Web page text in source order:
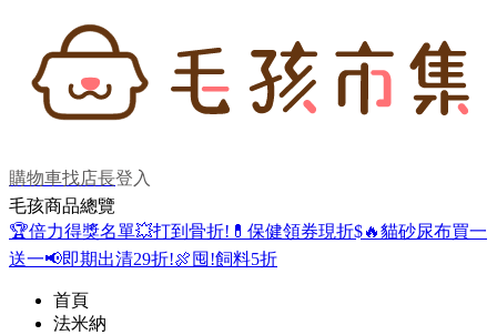
購物車找店長登入
毛孩商品總覽
🏆倍力得獎名單💥打到骨折! 💊保健領券現折$🔥貓砂尿布買一
送一📢即期出清29折!🍖囤!飼料5折
首頁
法米納